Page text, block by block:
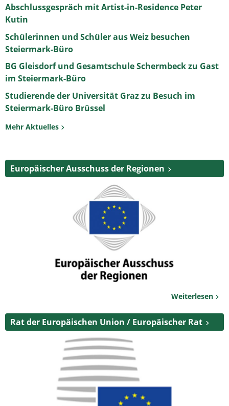
Abschlussgespräch mit Artist-in-Residence Peter
Kutin
Schülerinnen und Schüler aus Weiz besuchen
Steiermark-Büro
BG Gleisdorf und Gesamtschule Schermbeck zu Gast
im Steiermark-Büro
Studierende der Universität Graz zu Besuch im
Steiermark-Büro Brüssel
Mehr Aktuelles
Europäischer Ausschuss der Regionen
Weiterlesen
Rat der Europäischen Union / Europäischer Rat